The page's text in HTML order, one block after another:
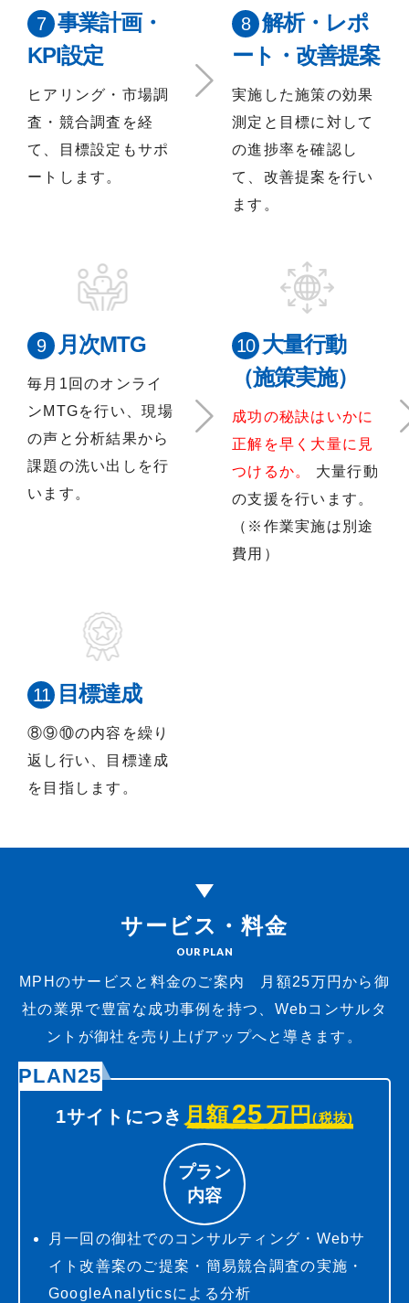
事業計画・
KPI設定
ヒアリング・市場調
査・競合調査を経
て、目標設定もサポ
ートします。
解析・レポ
ート・改善提案
実施した施策の効果
測定と目標に対して
の進捗率を確認し
て、改善提案を行い
ます。
月次MTG
毎月1回のオンライ
ンMTGを行い、現場
の声と分析結果から
課題の洗い出しを行
います。
大量行動
（施策実施）
成功の秘訣はいかに
正解を早く大量に見
つけるか。
大量行動
の支援を行います。
（※作業実施は別途
費用）
目標達成
⑧⑨⑩の内容を繰り
返し行い、目標達成
を目指します。
サービス・料金
OUR PLAN
MPHのサービスと料金のご案内 月額25万円から御
社の業界で豊富な成功事例を持つ、 Webコンサルタ
ントが御社を売り上げアップへと導きます。
PLAN25
1サイトにつき 月額25万円(税抜)
プラン
内容
月一回の御社でのコンサルティング・Webサ
イト改善案のご提案・簡易競合調査の実施・
GoogleAnalyticsによる分析